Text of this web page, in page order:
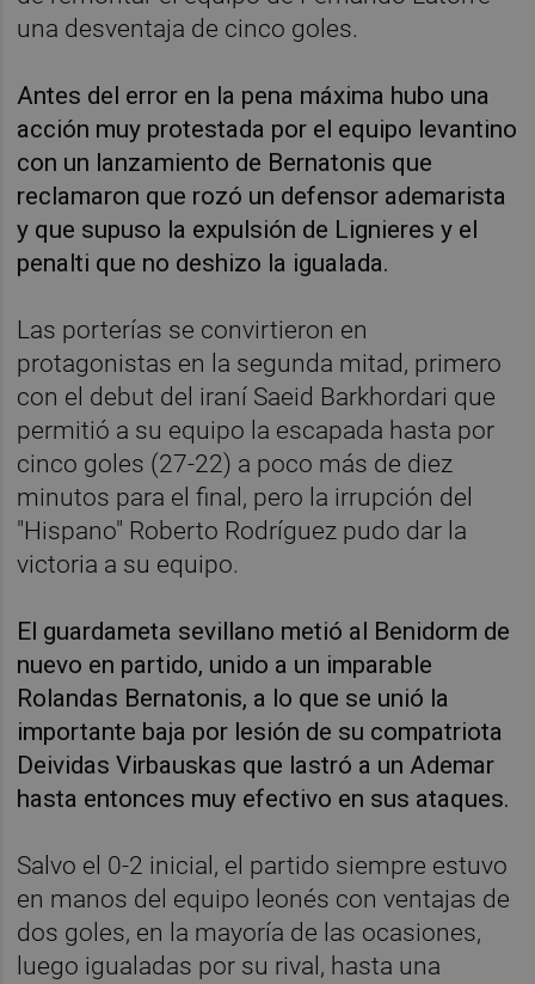
una desventaja de cinco goles.
Antes del error en la pena máxima hubo una
acción muy protestada por el equipo levantino
con un lanzamiento de Bernatonis que
reclamaron que rozó un defensor ademarista
y que supuso la expulsión de Lignieres y el
penalti que no deshizo la igualada.
Las porterías se convirtieron en
protagonistas en la segunda mitad, primero
con el debut del iraní Saeid Barkhordari que
permitió a su equipo la escapada hasta por
cinco goles (27-22) a poco más de diez
minutos para el final, pero la irrupción del
"Hispano" Roberto Rodríguez pudo dar la
victoria a su equipo.
El guardameta sevillano metió al Benidorm de
nuevo en partido, unido a un imparable
Rolandas Bernatonis, a lo que se unió la
importante baja por lesión de su compatriota
Deividas Virbauskas que lastró a un Ademar
hasta entonces muy efectivo en sus ataques.
Salvo el 0-2 inicial, el partido siempre estuvo
en manos del equipo leonés con ventajas de
dos goles, en la mayoría de las ocasiones,
luego igualadas por su rival, hasta una